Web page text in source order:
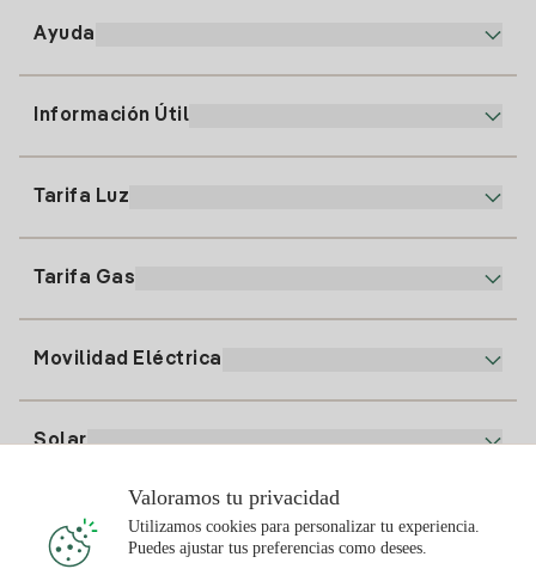
Ayuda
91 919 52 73
clientes@tuiberdrola.es
Información Útil
Alta Gas
Tarifa Luz
Precio de la luz hoy
Tarifa Gas
Movilidad Eléctrica
Solar
Plan Solar
Te interesa
Valoramos tu privacidad
Utilizamos cookies para personalizar tu experiencia.
Puedes ajustar tus preferencias como desees.